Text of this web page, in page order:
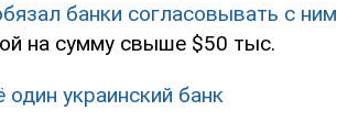
банки согласовывать с ним
на сумму свыше $50 тыс.
украинский банк